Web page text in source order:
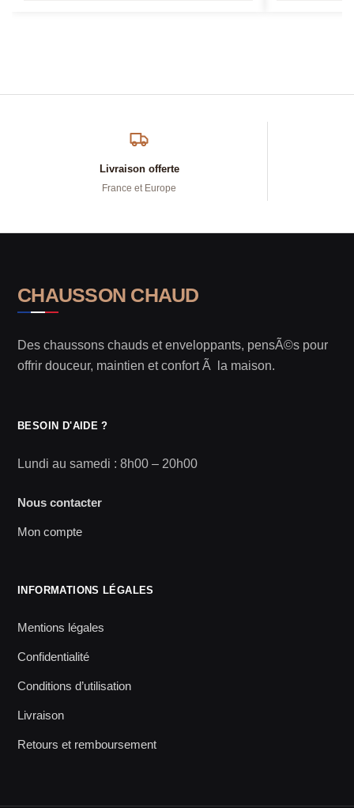
Livraison offerte
France et Europe
CHAUSSON CHAUD
Des chaussons chauds et enveloppants, pensÃ©s pour
offrir douceur, maintien et confort Ã la maison.
BESOIN D'AIDE ?
Lundi au samedi : 8h00 – 20h00
Nous contacter
Mon compte
INFORMATIONS LÉGALES
Mentions légales
Confidentialité
Conditions d’utilisation
Livraison
Retours et remboursement